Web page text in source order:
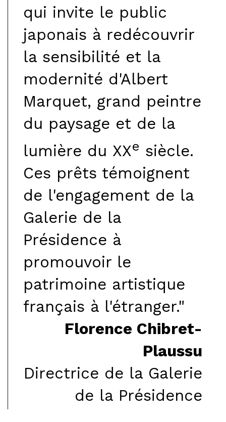
qui invite le public
japonais à redécouvrir
la sensibilité et la
modernité d'Albert
Marquet, grand peintre
du paysage et de la
lumière du XXe siècle.
Ces prêts témoignent
de l'engagement de la
Galerie de la
Présidence à
promouvoir le
patrimoine artistique
français à l'étranger."
Florence Chibret-
Plaussu
Directrice de la Galerie
de la Présidence